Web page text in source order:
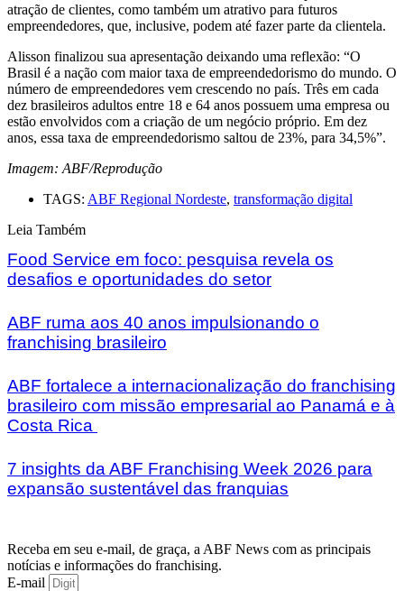
atração de clientes, como também um atrativo para futuros
empreendedores, que, inclusive, podem até fazer parte da clientela.
Alisson finalizou sua apresentação deixando uma reflexão: “O
Brasil é a nação com maior taxa de empreendedorismo do mundo. O
número de empreendedores vem crescendo no país. Três em cada
dez brasileiros adultos entre 18 e 64 anos possuem uma empresa ou
estão envolvidos com a criação de um negócio próprio. Em dez
anos, essa taxa de empreendedorismo saltou de 23%, para 34,5%”.
Imagem: ABF/Reprodução
TAGS: ABF Regional Nordeste, transformação digital
Leia Também
Food Service em foco: pesquisa revela os
desafios e oportunidades do setor
ABF ruma aos 40 anos impulsionando o
franchising brasileiro
ABF fortalece a internacionalização do franchising
brasileiro com missão empresarial ao Panamá e à
Costa Rica
7 insights da ABF Franchising Week 2026 para
expansão sustentável das franquias
Receba em seu e-mail, de graça, a ABF News com as principais
notícias e informações do franchising.
E-mail